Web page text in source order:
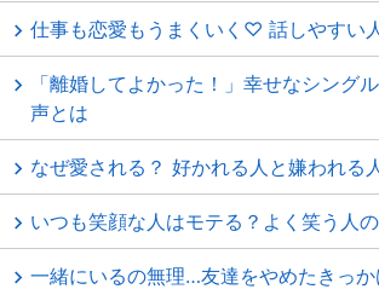
仕事も恋愛もうまくいく♡ 話しやすい
「離婚してよかった！」幸せなシング
声とは
なぜ愛される？ 好かれる人と嫌われる
いつも笑顔な人はモテる？よく笑う人
一緒にいるの無理…友達をやめたきっ